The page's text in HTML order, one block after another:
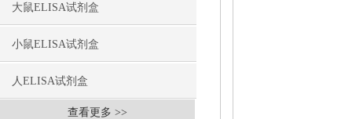
大鼠ELISA试剂盒
小鼠ELISA试剂盒
人ELISA试剂盒
查看更多 >>